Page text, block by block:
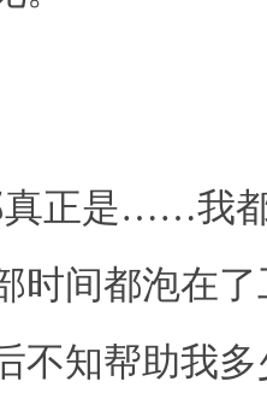
正是……我都
时间都泡在
不知帮助我